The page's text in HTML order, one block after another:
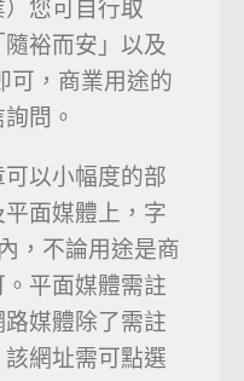
）您可自行取
裕而安」以及
可，商業用途的
問。
以小幅度的部
面媒體上，字
，不論用途是商
平面媒體需註
媒體除了需註
網址需可點選